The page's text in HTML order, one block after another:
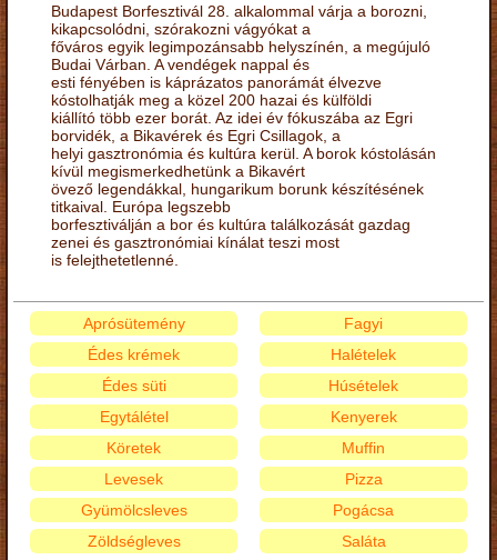
Budapest Borfesztivál 28. alkalommal várja a borozni,
kikapcsolódni, szórakozni vágyókat a
főváros egyik legimpozánsabb helyszínén, a megújuló
Budai Várban. A vendégek nappal és
esti fényében is káprázatos panorámát élvezve
kóstolhatják meg a közel 200 hazai és külföldi
kiállító több ezer borát. Az idei év fókuszába az Egri
borvidék, a Bikavérek és Egri Csillagok, a
helyi gasztronómia és kultúra kerül. A borok kóstolásán
kívül megismerkedhetünk a Bikavért
övező legendákkal, hungarikum borunk készítésének
titkaival. Európa legszebb
borfesztiválján a bor és kultúra találkozását gazdag
zenei és gasztronómiai kínálat teszi most
is felejthetetlenné.
Aprósütemény
Édes krémek
Édes süti
Egytálétel
Fagyi
Halételek
Húsételek
Kenyerek
Köretek
Levesek
Gyümölcsleves
Zöldségleves
Muffin
Pizza
Pogácsa
Saláta